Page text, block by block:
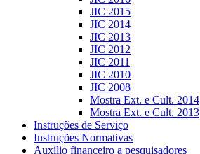
JIC 2015
JIC 2014
JIC 2013
JIC 2012
JIC 2011
JIC 2010
JIC 2008
Mostra Ext. e Cult. 2014
Mostra Ext. e Cult. 2013
Instruções de Serviço
Instruções Normativas
Auxílio financeiro a pesquisadores